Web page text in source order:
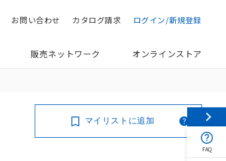
検索 ログイン/新規登録
カタログ請求
お問い合わせ
販売ネットワーク オンラインストア
マイリストに追加
FAQ